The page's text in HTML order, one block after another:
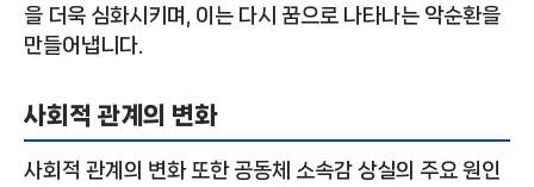
을 더욱 심화시키며, 이는 다시 꿈으로 나타나는 악순환을
만들어냅니다.
사회적 관계의 변화
사회적 관계의 변화 또한 공동체 소속감 상실의 주요 원인